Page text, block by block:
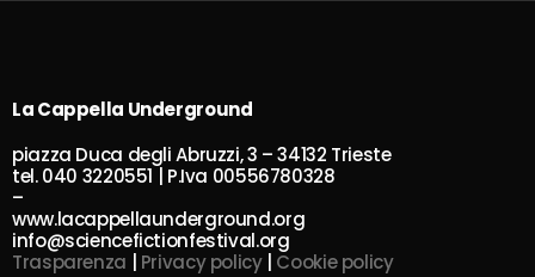
La Cappella Underground
piazza Duca degli Abruzzi, 3 – 34132 Trieste
tel. 040 3220551 | P.Iva 00556780328
–
www.lacappellaunderground.org
info@sciencefictionfestival.org
Trasparenza
Privacy policy| Cookie policy